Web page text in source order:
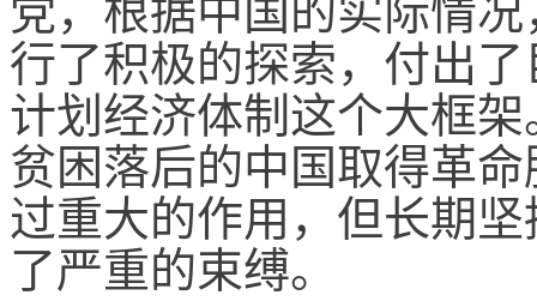
行了积极的探索，付出
计划经济体制这个大框
贫困落后的中国取得革
过重大的作用，但长期
了严重的束缚。